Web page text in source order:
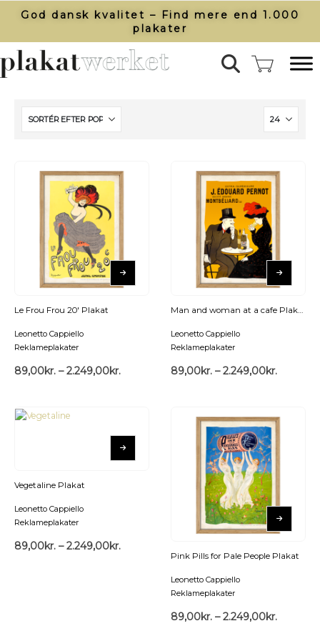
God dansk kvalitet – Find mere end 1.000
plakater​
Le Frou Frou 20′ Plakat
Leonetto Cappiello
Reklameplakater
89,00kr. – 2.249,00kr.
Leonetto Cappiello
Reklameplakater
89,00kr. – 2.249,00kr.
Vegetaline Plakat
Leonetto Cappiello
Reklameplakater
89,00kr. – 2.249,00kr.
Pink Pills for Pale People Plakat
Leonetto Cappiello
Reklameplakater
89,00kr. – 2.249,00kr.